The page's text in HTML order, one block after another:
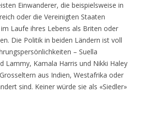
Einwanderer, die beispielsweise in
oder die Vereinigten Staaten
Laufe ihres Lebens als Briten oder
Die Politik in beiden Ländern ist voll
– Suella
Lammy, Kamala Harris und Nikki Haley
aus Indien, Westafrika oder
sind. Keiner würde sie als «Siedler»